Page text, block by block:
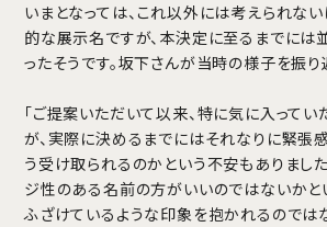
いまとなっては、これ以外には考えられな
的な展示名ですが、本決定に至るまでには
ったそうです。坂下さんが当時の様子を振り
「ご提案いただいて以来、特に気に入って
が、実際に決めるまでにはそれなりに緊張
う受け取られるのかという不安もありました
ジ性のある名前の方がいいのではないかと
ふざけているような印象を抱かれるのでは